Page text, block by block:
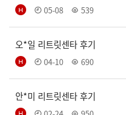
05-08 539
오*일 리트릿센타 후기
04-10 690
안*미 리트릿센타 후기